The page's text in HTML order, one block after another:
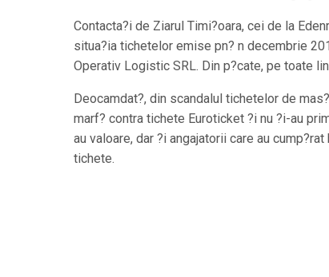
Contacta?i de Ziarul Timi?oara, cei de la
situa?ia tichetelor emise pn? n decembrie
Operativ Logistic SRL. Din p?cate, pe toate
Deocamdat?, din scandalul tichetelor de
marf? contra tichete Euroticket ?i nu ?i-au
au valoare, dar ?i angajatorii care au
tichete.